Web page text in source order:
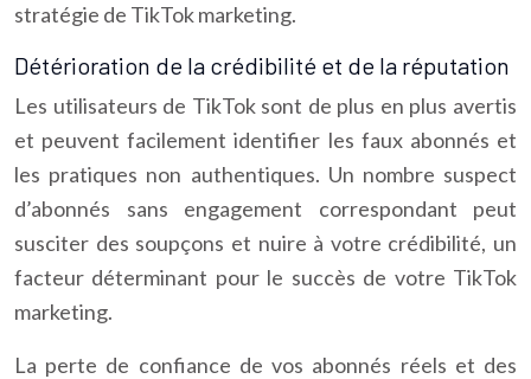
stratégie de TikTok marketing.
Détérioration de la crédibilité et de la réputation
Les utilisateurs de TikTok sont de plus en plus avertis
et peuvent facilement identifier les faux abonnés et
les pratiques non authentiques. Un nombre suspect
d’abonnés sans engagement correspondant peut
susciter des soupçons et nuire à votre crédibilité, un
facteur déterminant pour le succès de votre TikTok
marketing.
La perte de confiance de vos abonnés réels et des